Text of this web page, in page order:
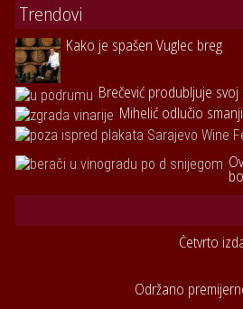
Trendovi
Kako je spašen Vuglec breg
Brečević produbljuje
Mihelić odlučio
Četvrto
Održano